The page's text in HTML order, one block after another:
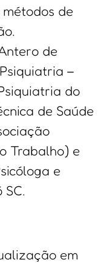
de
de
–
do
de Saúde
Trabalho) e
e
em